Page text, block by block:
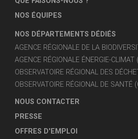
NOS ÉQUIPES
NOS DÉPARTEMENTS DÉDIÉS
AGENCE RÉGIONALE DE LA
AGENCE RÉGIONALE ÉNERGIE-CLIMAT
OBSERVATOIRE RÉGIONAL DES
OBSERVATOIRE RÉGIONAL DE SANTÉ
NOUS CONTACTER
PRESSE
OFFRES D'EMPLOI